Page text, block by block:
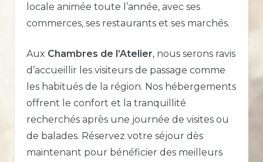
locale animée toute l’année, avec ses
commerces, ses restaurants et ses marchés.
Aux Chambres de l’Atelier, nous serons ravis
d’accueillir les visiteurs de passage comme
les habitués de la région. Nos hébergements
offrent le confort et la tranquillité
recherchés après une journée de visites ou
de balades. Réservez votre séjour dès
maintenant pour bénéficier des meilleurs